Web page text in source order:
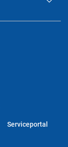
Serviceportal